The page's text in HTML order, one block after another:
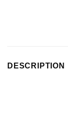
DESCRIPTION